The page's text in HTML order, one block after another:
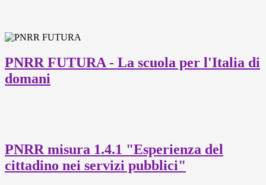
PNRR FUTURA - La scuola per l'Italia di
domani
PNRR misura 1.4.1 "Esperienza del
cittadino nei servizi pubblici"